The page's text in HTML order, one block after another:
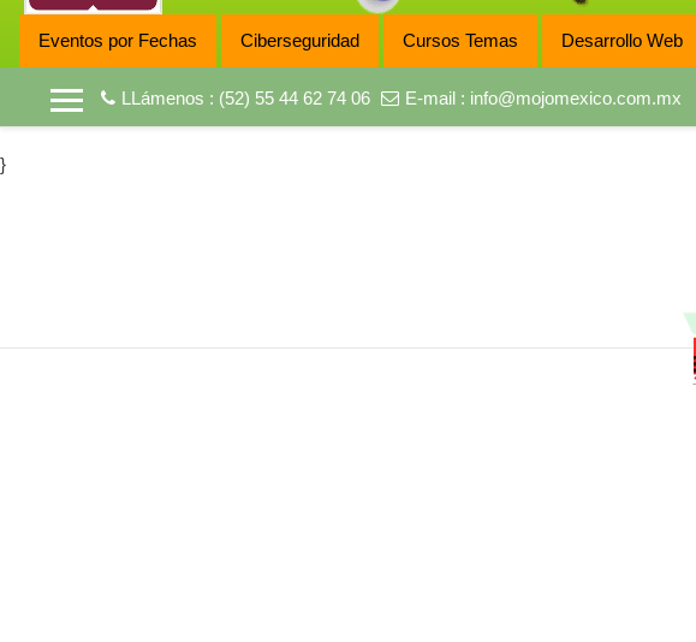
Eventos por Fechas Ciberseguridad Cursos Temas Desarrollo Web
Pánel lateralLLámenos : (52) 55 44 62 74 06 E-mail : info@mojomexico.com.mx
}